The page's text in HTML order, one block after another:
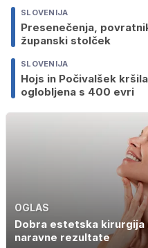
SLOVENIJA
Presenečenja,
županski stolček
SLOVENIJA
Hojs in Počivalšek
oglobljena s 400 evri
OGLAS
Dobra estetska
naravne rezultate